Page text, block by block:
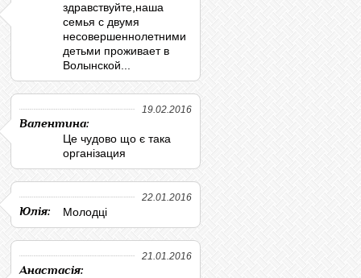
здравствуйте,наша
семья с двумя
несовершеннолетними
детьми проживает в
Волынской...
19.02.2016
Валентина:
Це чудово що є така
організация
22.01.2016
Юлія: Молодці
21.01.2016
Анастасія: